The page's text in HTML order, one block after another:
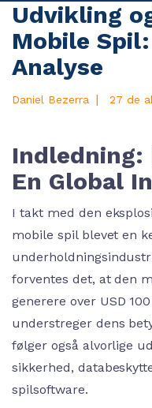
Udvikling
Mobile
Analyse
Daniel Bezerra | 27 de
Indledning:
En Global
I takt med den
mobile spil blevet en
forventes det, at den
generere over USD
understreger dens
følger også alvorlige
sikkerhed,
spilsoftware.